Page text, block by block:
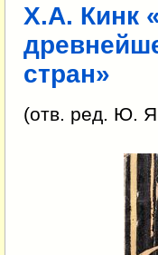
Х.А. Кинк
стран»
(отв. ред. Ю.